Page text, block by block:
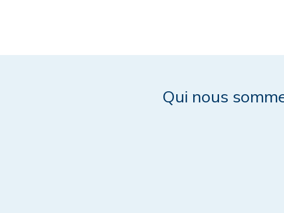
Qui nous